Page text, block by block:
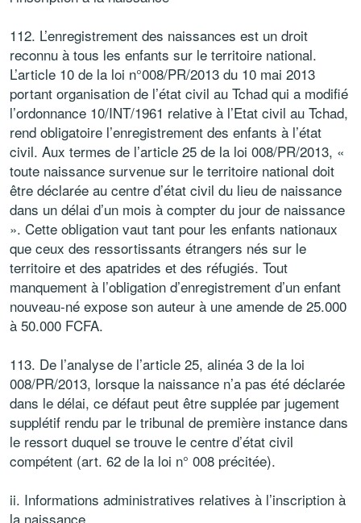
112. L’enregistrement des naissances est un droit
reconnu à tous les enfants sur le territoire national.
L’article 10 de la loi n°008/PR/2013 du 10 mai 2013
portant organisation de l’état civil au Tchad qui a modifié
l’ordonnance 10/INT/1961 relative à l’Etat civil au Tchad,
rend obligatoire l’enregistrement des enfants à l’état
civil. Aux termes de l’article 25 de la loi 008/PR/2013, «
toute naissance survenue sur le territoire national doit
être déclarée au centre d’état civil du lieu de naissance
dans un délai d’un mois à compter du jour de naissance
». Cette obligation vaut tant pour les enfants nationaux
que ceux des ressortissants étrangers nés sur le
territoire et des apatrides et des réfugiés. Tout
manquement à l’obligation d’enregistrement d’un enfant
nouveau-né expose son auteur à une amende de 25.000
à 50.000 FCFA.
113. De l’analyse de l’article 25, alinéa 3 de la loi
008/PR/2013, lorsque la naissance n’a pas été déclarée
dans le délai, ce défaut peut être supplée par jugement
supplétif rendu par le tribunal de première instance dans
le ressort duquel se trouve le centre d’état civil
compétent (art. 62 de la loi n° 008 précitée).
ii. Informations administratives relatives à l’inscription à
la naissance